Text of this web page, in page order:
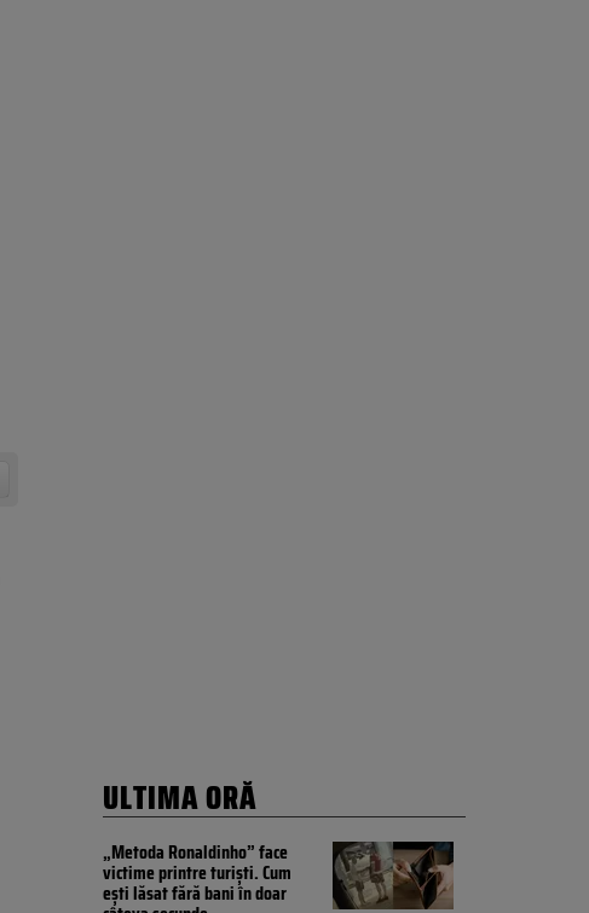
ULTIMA ORĂ
„Metoda Ronaldinho” face
victime printre turiști. Cum
ești lăsat fără bani în doar